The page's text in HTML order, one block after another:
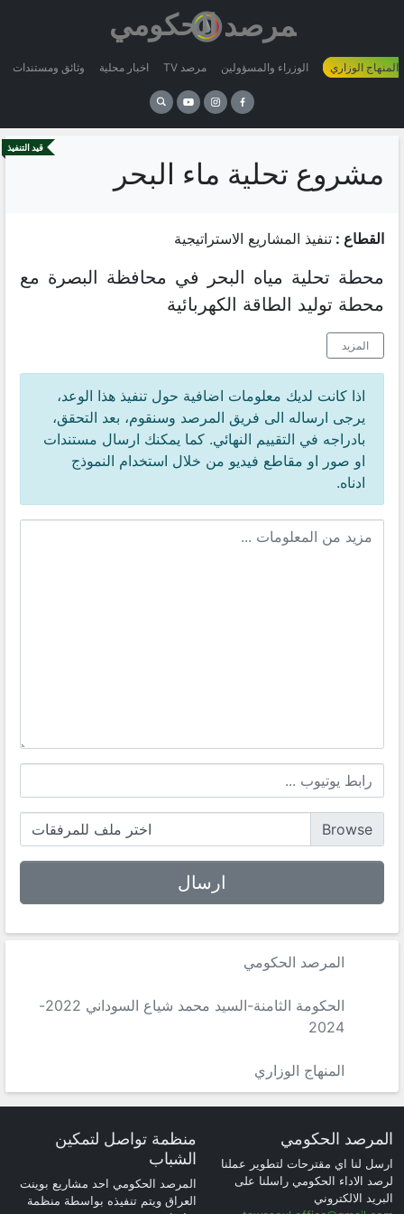
وثائق ومستندات اخبار محلية مرصد TV الوزراء والمسؤولين المنهاج الوزاري
قيد التنفيذ
مشروع تحلية ماء البحر
القطاع : تنفيذ المشاريع الاستراتيجية
محطة تحلية مياه البحر في محافظة البصرة مع
محطة توليد الطاقة الكهربائية
المزيد
اذا كانت لديك معلومات اضافية حول تنفيذ هذا الوعد،
يرجى ارساله الى فريق المرصد وسنقوم، بعد التحقق،
بادراجه في التقييم النهائي. كما يمكنك ارسال مستندات
او صور او مقاطع فيديو من خلال استخدام النموذج
ادناه.
اختر ملف للمرفقات
المرصد الحكومي
الحكومة الثامنة-السيد محمد شياع السوداني 2022-
2024
المنهاج الوزاري
المرصد الحكومي
ارسل لنا اي مقترحات لتطوير عملنا
لرصد الاداء الحكومي راسلنا على
البريد الالكتروني
منظمة تواصل لتمكين
الشباب
المرصد الحكومي احد مشاريع بوينت
العراق ويتم تنفيذه بواسطة منظمة